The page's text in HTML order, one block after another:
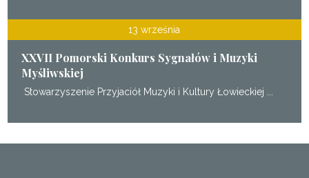
13 września
XXVII Pomorski Konkurs Sygnałów i Muzyki
Myśliwskiej
Stowarzyszenie Przyjaciół Muzyki i Kultury Łowieckiej ...